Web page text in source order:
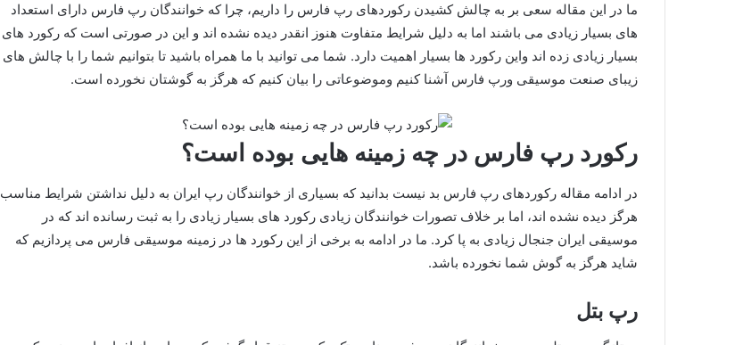
ما در این مقاله سعی بر به چالش کشیدن رکوردهای رپ فارس را داریم، چرا که خوانندگان رپ فارس دارای استعداد
های بسیار زیادی می باشند اما به دلیل شرایط متفاوت هنوز انقدر دیده نشده اند و این در صورتی است که رکورد های
بسیار زیادی زده اند واین رکورد ها بسیار اهمیت دارد. شما می توانید با ما همراه باشید تا بتوانیم شما را با چالش های
زیبای صنعت موسیقی ورپ فارس آشنا کنیم وموضوعاتی را بیان کنیم که هرگز به گوشتان نخورده است.
رکورد رپ فارس در چه زمینه هایی بوده است؟
در ادامه مقاله رکوردهای رپ فارس بد نیست بدانید که بسیاری از خوانندگان رپ ایران به دلیل نداشتن شرایط مناسب
هرگز دیده نشده اند، اما بر خلاف تصورات خوانندگان زیادی رکورد های بسیار زیادی را به ثبت رسانده اند که در
موسیقی ایران جنجال زیادی به پا کرد. ما در ادامه به برخی از این رکورد ها در زمینه موسیقی فارس می پردازیم که
شاید هرگز به گوش شما نخورده باشد.
رپ بتل